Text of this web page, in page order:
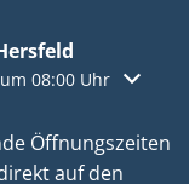
08:00 Uhr
Öffnungszeiten
auf den